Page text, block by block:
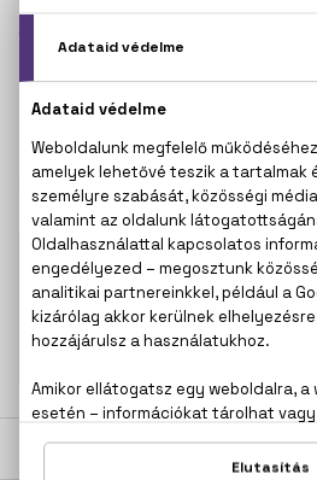
30 ml
KAPCSOLÓDÓ
100% eredeti termékek,14
garanciával
Kérdésed van, elakadtál? Hívd
20 267 5125
LEÍRÁS